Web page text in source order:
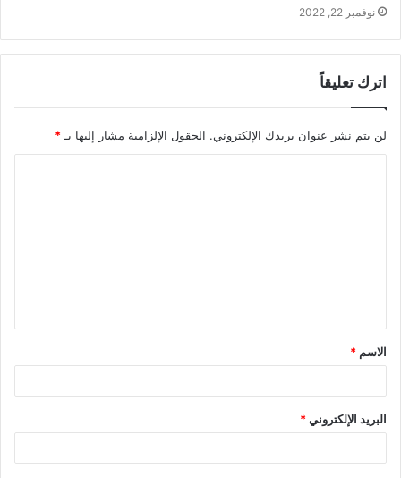
نوفمبر 22, 2022
اترك تعليقاً
لن يتم نشر عنوان بريدك الإلكتروني. الحقول الإلزامية مشار إليها بـ *
ق
*
الاسم *
البريد الإلكتروني*